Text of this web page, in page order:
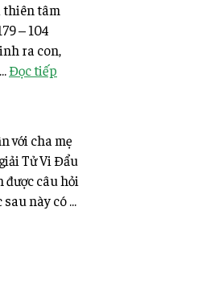
thiên tâm
– 104
ra con,
Đọc tiếp
với cha mẹ
Tử Vi Đẩu
được câu hỏi
này có ...